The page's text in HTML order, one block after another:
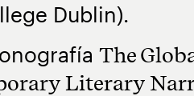
Dublin).
The
Literary